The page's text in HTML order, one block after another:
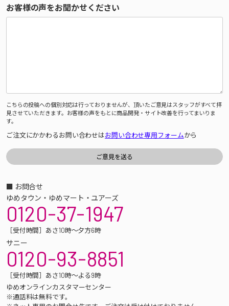
お客様の声をお聞かせください
こちらの投稿への個別対応は行っておりませんが、頂いたご意見はスタッフがすべて拝
見させていただきます。お客様の声をもとに商品開発・サイト改善を行ってまいりま
す。
ご注文にかかわるお問い合わせはお問い合わせ専用フォームから
■ お問合せ
ゆめタウン・ゆめマート・ユアーズ
0120-37-1947
［受付時間］あさ10時～夕方6時
サニー
0120-93-8851
［受付時間］あさ10時～よる9時
ゆめオンラインカスタマーセンター
※通話料は無料です。